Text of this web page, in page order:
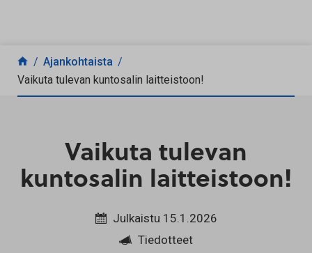
Siirry sisältöön
Ajankohtaista
Vaikuta tulevan kuntosalin laitteistoon!
Vaikuta tulevan
kuntosalin laitteistoon!
Julkaistu 15.1.2026
Tiedotteet